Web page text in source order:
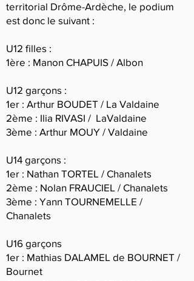
territorial Drôme-Ardèche, le podium
est donc le suivant :
U12 filles :
1ère : Manon CHAPUIS / Albon
U12 garçons :
1er : Arthur BOUDET / La Valdaine
2ème : Ilia RIVASI / LaValdaine
3ème : Arthur MOUY / Valdaine
U14 garçons :
1er : Nathan TORTEL / Chanalets
2ème : Nolan FRAUCIEL / Chanalets
3ème : Yann TOURNEMELLE /
Chanalets
U16 garçons
1er : Mathias DALAMEL de BOURNET /
Bournet